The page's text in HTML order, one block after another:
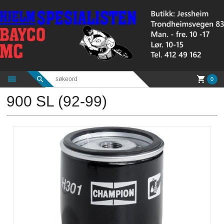
til
innholdet
0
900 SL (92-99)